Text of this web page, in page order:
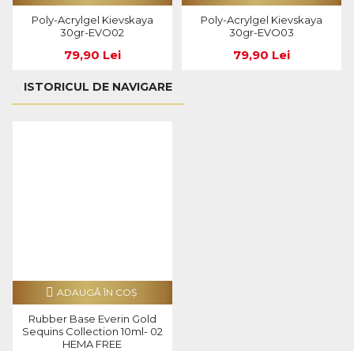
Poly-Acrylgel Kievskaya
30gr-EVO02
79,90 Lei
Poly-Acrylgel Kievskaya
30gr-EVO03
79,90 Lei
ISTORICUL DE NAVIGARE
Rubber Base Everin Gold
Sequins Collection 10ml- 02
HEMA FREE
ADAUGĂ ÎN COŞ